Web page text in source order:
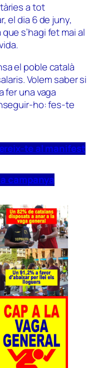
a tot
el dia 6 de juny,
s’hagi fet mai al
el poble català
Volem saber si
fer una vaga
ho: fes-te
te al manifest
campanya